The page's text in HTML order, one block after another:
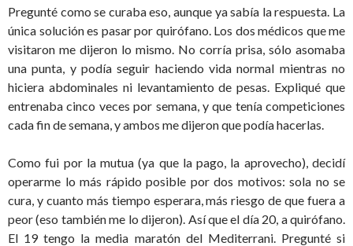
Pregunté como se curaba eso, aunque ya sabía la respuesta. La
única solución es pasar por quirófano. Los dos médicos que me
visitaron me dijeron lo mismo. No corría prisa, sólo asomaba
una punta, y podía seguir haciendo vida normal mientras no
hiciera abdominales ni levantamiento de pesas. Expliqué que
entrenaba cinco veces por semana, y que tenía competiciones
cada fin de semana, y ambos me dijeron que podía hacerlas.
Como fui por la mutua (ya que la pago, la aprovecho), decidí
operarme lo más rápido posible por dos motivos: sola no se
cura, y cuanto más tiempo esperara, más riesgo de que fuera a
peor (eso también me lo dijeron). Así que el día 20, a quirófano.
El 19 tengo la media maratón del Mediterrani. Pregunté si